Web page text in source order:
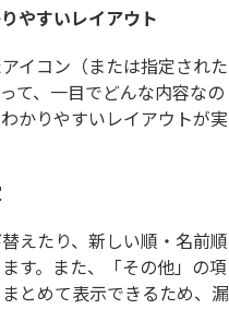
やすいレイアウト
イコン（または指定された
て、一目でどんな内容なの
かりやすいレイアウトが実
えたり、新しい順・名前順
す。また、「その他」の項
とめて表示できるため、漏